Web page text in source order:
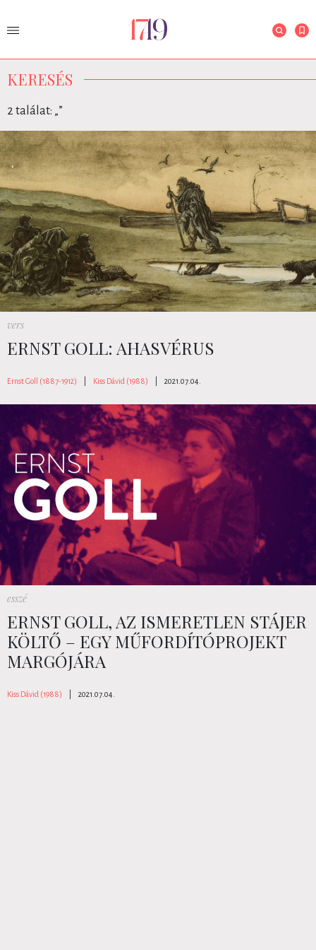
KERESÉS
2 találat: „”
vers
ERNST GOLL: AHASVÉRUS
Ernst Goll (1887-1912) Kiss Dávid (1988) 2021.07.04.
esszé
ERNST GOLL, AZ ISMERETLEN STÁJER
KÖLTŐ – EGY MŰFORDÍTÓPROJEKT
MARGÓJÁRA
Kiss Dávid (1988) 2021.07.04.